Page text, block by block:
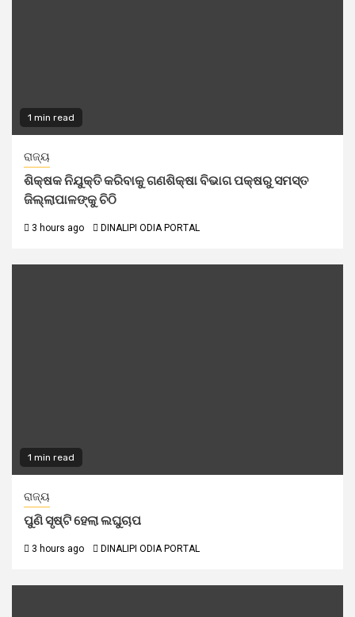
1 min read
ରାଜ୍ୟ
ଶିକ୍ଷକ ନିଯୁକ୍ତି କରିବାକୁ ଗଣଶିକ୍ଷା ବିଭାଗ ପକ୍ଷରୁ ସମସ୍ତ
ଜିଲ୍ଲାପାଳଙ୍କୁ ଚିଠି
3 hours ago DINALIPI ODIA PORTAL
1 min read
ରାଜ୍ୟ
ପୁଣି ସୃଷ୍ଟି ହେଲା ଲଘୁଚାପ
3 hours ago DINALIPI ODIA PORTAL